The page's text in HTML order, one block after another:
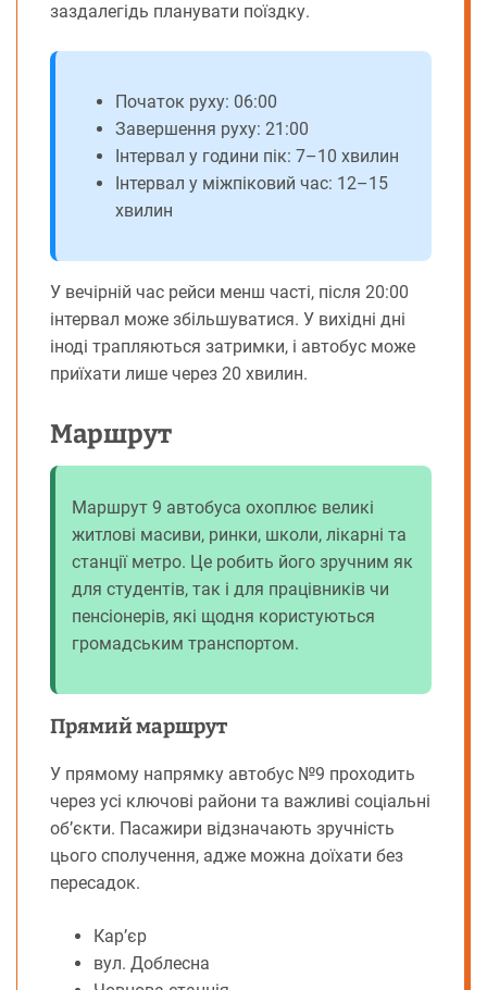
заздалегідь планувати поїздку.
Початок руху: 06:00
Завершення руху: 21:00
Інтервал у години пік: 7–10 хвилин
Інтервал у міжпіковий час: 12–15
хвилин
У вечірній час рейси менш часті, після 20:00
інтервал може збільшуватися. У вихідні дні
іноді трапляються затримки, і автобус може
приїхати лише через 20 хвилин.
Маршрут
Маршрут 9 автобуса охоплює великі
житлові масиви, ринки, школи, лікарні та
станції метро. Це робить його зручним як
для студентів, так і для працівників чи
пенсіонерів, які щодня користуються
громадським транспортом.
Прямий маршрут
У прямому напрямку автобус №9 проходить
через усі ключові райони та важливі соціальні
об’єкти. Пасажири відзначають зручність
цього сполучення, адже можна доїхати без
пересадок.
Кар’єр
вул. Доблесна